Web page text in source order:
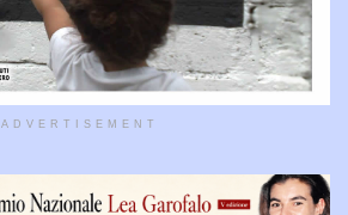
ADVERTISEMENT